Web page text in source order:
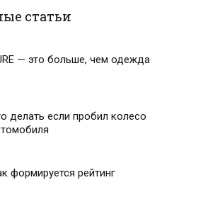
статьи
— это больше, чем одежда
делать если пробил колесо
формируется рейтинг